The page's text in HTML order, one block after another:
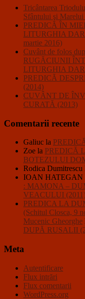
Tricântarea
Sfântului şi
PREDICĂ ÎN
LITURGHIA
martie 2016)
Cuvânt de folos
RUGĂCIUNII
LITURGHIA
PREDICĂ
(2014)
CUVÂNT DE
CURATĂ (2013)
Comentarii recente
Galiuc la
Zoe la PREDICĂ
BOTEZULUI
Rodica Dumitrescu
IOAN HATEGAN
: MAMONA –
VEACULUI
PREDICA LA
(Schitul Closca, 9
Mucenic Gheorghe
DUPĂ RUSALII
Meta
Autentificare
Flux intrări
Flux comentarii
WordPress.org